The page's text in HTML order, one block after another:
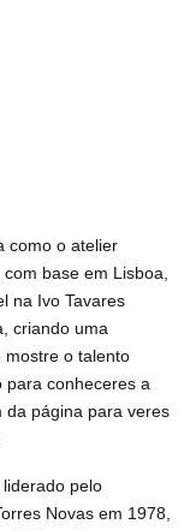
como o atelier
base em Lisboa,
na Ivo Tavares
criando uma
mostre o talento
para conheceres a
da página para veres
pelo
Novas em 1978,